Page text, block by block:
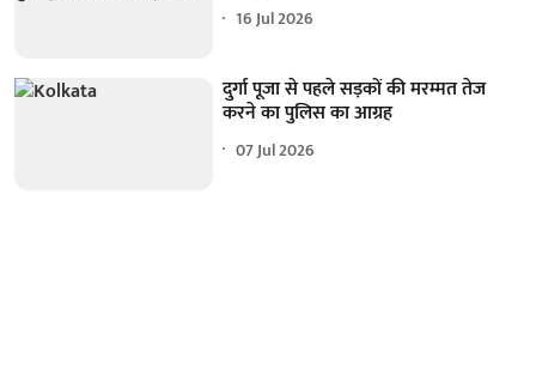
16 Jul 2026
दुर्गा पूजा से पहले सड़कों की मरम्मत तेज
करने का पुलिस का आग्रह
07 Jul 2026